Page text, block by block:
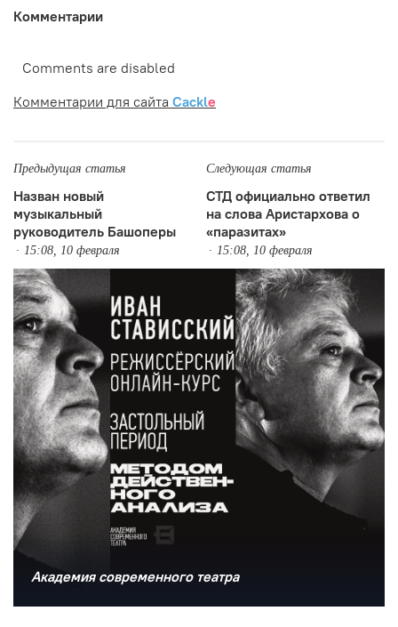
Комментарии
Comments are disabled
Комментарии для сайта Cackle
Предыдущая статья
Назван новый
музыкальный
руководитель Башоперы
15:08, 10 февраля
Следующая статья
СТД официально ответил
на слова Аристархова о
«паразитах»
15:08, 10 февраля
Академия современного театра